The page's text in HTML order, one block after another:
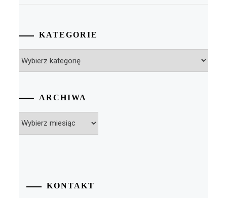
KATEGORIE
ARCHIWA
KONTAKT